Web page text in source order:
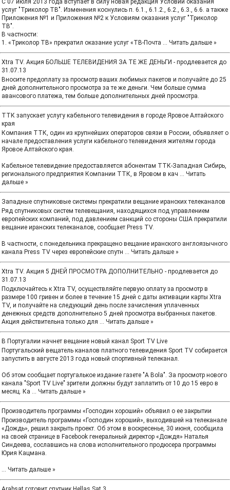
С 07 июля 2013 года вступает в силу новая редакция Условий оказания
услуг "Триколор ТВ". Изменения коснулись п. 6.1., 6.1.2., 6.2., 6.3., 6.6. а также
Приложения №1 и Приложения №2 к Условиям оказания услуг "Триколор
ТВ".
В частности:
1. «Триколор ТВ» прекратил оказание услуг «ТВ-Почта ... Читать дальше »
Xtra TV. Акция БОЛЬШЕ ТЕЛЕВИДЕНИЯ ЗА ТЕ ЖЕ ДЕНЬГИ - продлевается до
31.07.13
Вносите предоплату за просмотр ваших любимых пакетов и получайте до 25
дней дополнительного просмотра за те же деньги. Чем больше сумма
авансового платежа, тем больше дополнительных дней просмотра.
ТТК запускает услугу кабельного телевидения в городе Яровое Алтайского
края
Компания ТТК, один из крупнейших операторов связи в России, объявляет о
начале предоставления услуги кабельного телевидения жителям города
Яровое Алтайского края.
Кабельное телевидение предоставляется абонентам ТТК-Западная Сибирь,
регионального предприятия Компании ТТК, в Яровом в кач ... Читать
дальше »
Западные спутниковые системы прекратили вещание иранских телеканалов
Ряд спутниковых систем телевещания, находящихся под управлением
европейских компаний, под давлением санкций со стороны США прекратили
вещание иранских телеканалов, сообщает Press TV.
В частности, с понедельника прекращено вещание иранского англоязычного
канала Press TV через европейские спутн ... Читать дальше »
Xtra TV. Акция 5 ДНЕЙ ПРОСМОТРА ДОПОЛНИТЕЛЬНО - продлевается до
31.07.13
Подключайтесь к Xtra TV, осуществляйте первую оплату за просмотр в
размере 100 гривен и более в течение 15 дней с даты активации карты Xtra
TV, и получайте на следующий день после зачисления уплаченных
денежных средств дополнительно 5 дней просмотра выбранных пакетов.
Акция действительна только для ... Читать дальше »
В Португалии начнет вещание новый канал Sport TV Live
Португальский вещатель каналов платного телевидения Sport TV собирается
запустить в августе 2013 года новый спортивный телеканал.
Об этом сообщает португалькое издание газете "A Bola". За просмотр нового
канала "Sport TV Live" зрители должны будут заплатить от 10 до 15 евро в
месяц. Ка ... Читать дальше »
Производитель программы «Господин хороший» объявил о ее закрытии
Производитель программы «Господин хороший», выходившей на телеканале
«Дождь», решил закрыть проект. Об этом в воскресенье, 30 июня, сообщила
на своей странице в Facebook генеральный директор «Дождя» Наталья
Синдеева, сославшись на слова исполнительного продюсера программы
Юрия Кацмана.
... Читать дальше »